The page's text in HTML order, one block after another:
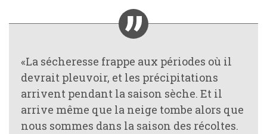
«La sécheresse frappe aux périodes où il
devrait pleuvoir, et les précipitations
arrivent pendant la saison sèche. Et il
arrive même que la neige tombe alors que
nous sommes dans la saison des récoltes.